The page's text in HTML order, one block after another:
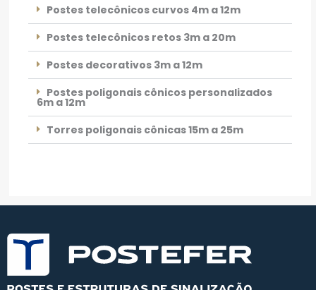
Postes telecônicos curvos 4m a 12m
Postes telecônicos retos 3m a 20m
Postes decorativos 3m a 12m
Postes poligonais cônicos personalizados
6m a 12m
Torres poligonais cônicas 15m a 25m